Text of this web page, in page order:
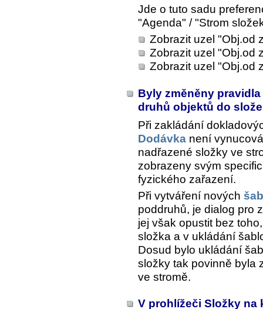
Jde o tuto sadu
"Agenda" / "Strom
Zobrazit uzel "Obj.od
Zobrazit uzel "Obj.od
Zobrazit uzel "Obj.od
Byly změněny
druhů objektů do
Při zakládání
Dodávka není
nadřazené složky ve
zobrazeny svým
fyzického zařazení.
Při vytváření nových
poddruhů, je dialog pro
jej však opustit bez
složka a v ukládání
Dosud bylo ukládání
složky tak povinně byla
ve stromě.
V prohlížeči Složky na